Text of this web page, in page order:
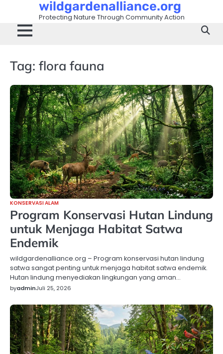
content
wildgardenalliance.org
Protecting Nature Through Community Action
Tag: flora fauna
KONSERVASI ALAM
Program Konservasi Hutan Lindung
untuk Menjaga Habitat Satwa
Endemik
wildgardenalliance.org – Program konservasi hutan lindung
satwa sangat penting untuk menjaga habitat satwa endemik.
Hutan lindung menyediakan lingkungan yang aman…
byadminJuli 25, 2026